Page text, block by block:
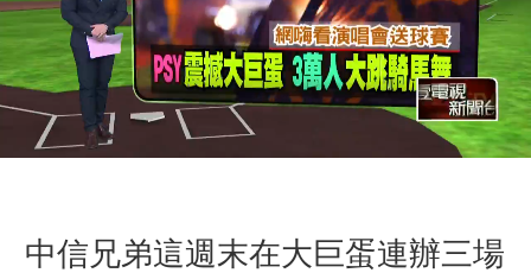
中信兄弟這週末在大巨蛋連辦三場